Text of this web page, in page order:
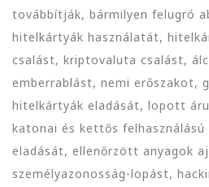
továbbítják, bármilyen felugró
hitelkártyák használatát,
csalást, kriptovaluta csalást,
emberrablást, nemi erőszakot,
hitelkártyák eladását, lopott
katonai és kettős felhasználású
eladását, ellenőrzött anyagok
személyazonosság-lopást,